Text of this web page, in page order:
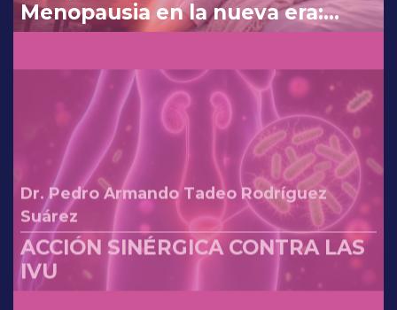
Menopausia en la nueva era:
reinterpretando los cambios de
Dr. Pedro Armando Tadeo Rodríguez
Suárez
ACCIÓN SINÉRGICA CONTRA LAS
IVU